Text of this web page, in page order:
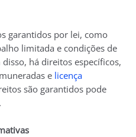
garantidos por lei, como
limitada e condições de
há direitos específicos,
e licença
são garantidos pode